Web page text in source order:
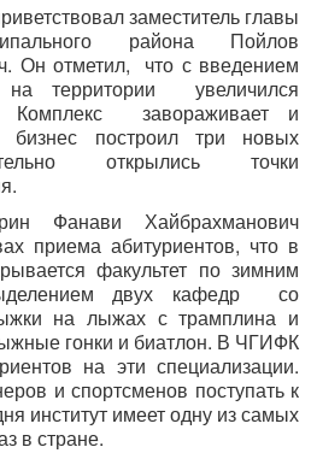
заместитель главы
района Пойлов
Он отметил,
что с введением
территории
увеличился
Комплекс
завораживает и
бизнес построил три новых
открылись
точки
Фанави Хайбрахманович
приема абитуриентов, что в
факультет по зимним
двух кафедр
со
на лыжах с трамплина и
гонки и биатлон. В ЧГИФК
на эти специализации.
и спортсменов поступать к
институт имеет одну из самых
в стране.